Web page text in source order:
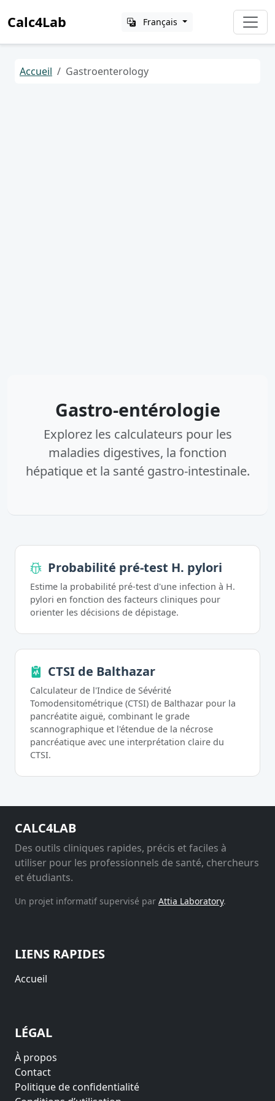
Calc4Lab Français
Accueil Gastroenterology
Gastro-entérologie
Explorez les calculateurs pour les
maladies digestives, la fonction
hépatique et la santé gastro-intestinale.
Probabilité pré-test H. pylori
Estime la probabilité pré-test d'une infection à H.
pylori en fonction des facteurs cliniques pour
orienter les décisions de dépistage.
CTSI de Balthazar
Calculateur de l'Indice de Sévérité
Tomodensitométrique (CTSI) de Balthazar pour la
pancréatite aiguë, combinant le grade
scannographique et l'étendue de la nécrose
pancréatique avec une interprétation claire du
CTSI.
CALC4LAB
Des outils cliniques rapides, précis et faciles à
utiliser pour les professionnels de santé, chercheurs
et étudiants.
Un projet informatif supervisé par Attia Laboratory.
LIENS RAPIDES
Accueil
LÉGAL
À propos
Contact
Politique de confidentialité